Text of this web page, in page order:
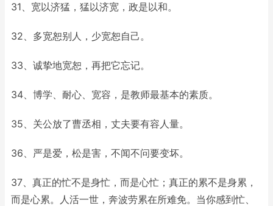
31、宽以济猛，猛以济宽，政是以和。
32、多宽恕别人，少宽恕自己。
33、诚挚地宽恕，再把它忘记。
34、博学、耐心、宽容，是教师最基本的素质。
35、关公放了曹丞相，丈夫要有容人量。
36、严是爱，松是害，不闻不问要变坏。
37、真正的忙不是身忙，而是心忙；真正的累不是身累，
而是心累。人活一世，奔波劳累在所难免。当你感到忙、